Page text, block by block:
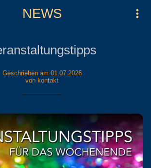
NEWS
Geschrieben am 01.07.2026
von kontakt